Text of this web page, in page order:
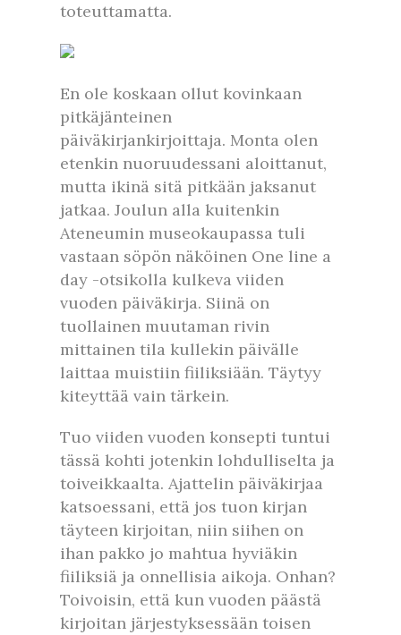
toteuttamatta.
En ole koskaan ollut kovinkaan
pitkäjänteinen
päiväkirjankirjoittaja. Monta olen
etenkin nuoruudessani aloittanut,
mutta ikinä sitä pitkään jaksanut
jatkaa. Joulun alla kuitenkin
Ateneumin museokaupassa tuli
vastaan söpön näköinen One line a
day -otsikolla kulkeva viiden
vuoden päiväkirja. Siinä on
tuollainen muutaman rivin
mittainen tila kullekin päivälle
laittaa muistiin fiiliksiään. Täytyy
kiteyttää vain tärkein.
Tuo viiden vuoden konsepti tuntui
tässä kohti jotenkin lohdulliselta ja
toiveikkaalta. Ajattelin päiväkirjaa
katsoessani, että jos tuon kirjan
täyteen kirjoitan, niin siihen on
ihan pakko jo mahtua hyviäkin
fiiliksiä ja onnellisia aikoja. Onhan?
Toivoisin, että kun vuoden päästä
kirjoitan järjestyksessään toisen